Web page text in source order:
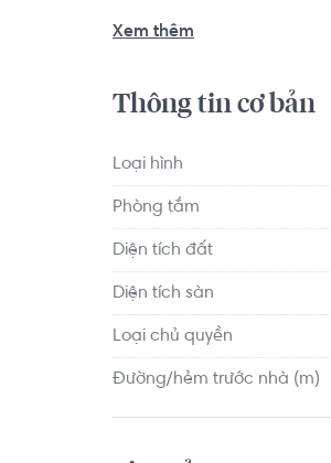
Nhà phố có vị trí cách
tiện ích về y tế, giáo dục và
Xem thêm
Thông tin cơ bản
Loại hình
Phòng tắm
Diện tích đất
Diện tích sàn
Loại chủ quyền
Đường/hẻm trước nhà (m)